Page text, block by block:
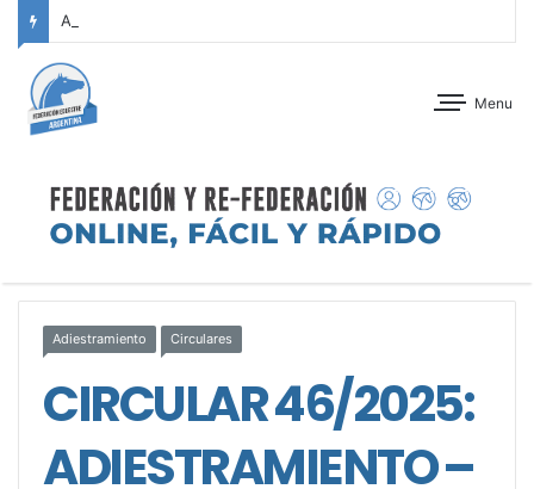
Menu
Adiestramiento Circulares
CIRCULAR 46/2025:
ADIESTRAMIENTO –